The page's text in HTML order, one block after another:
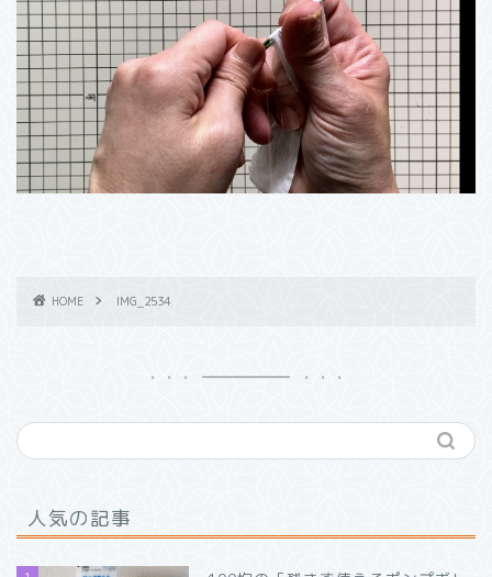
HOME IMG_2534
人気の記事